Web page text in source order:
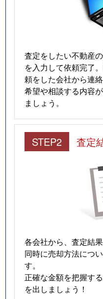
査定をしたい不動産
を入力して依頼完了
頼をした会社から連絡
希望や相談する内容
ましょう。
STEP2 査定
各会社から、査定結果
同時に売却方法につ
す。
正確な金額を把握す
を出しましょう！